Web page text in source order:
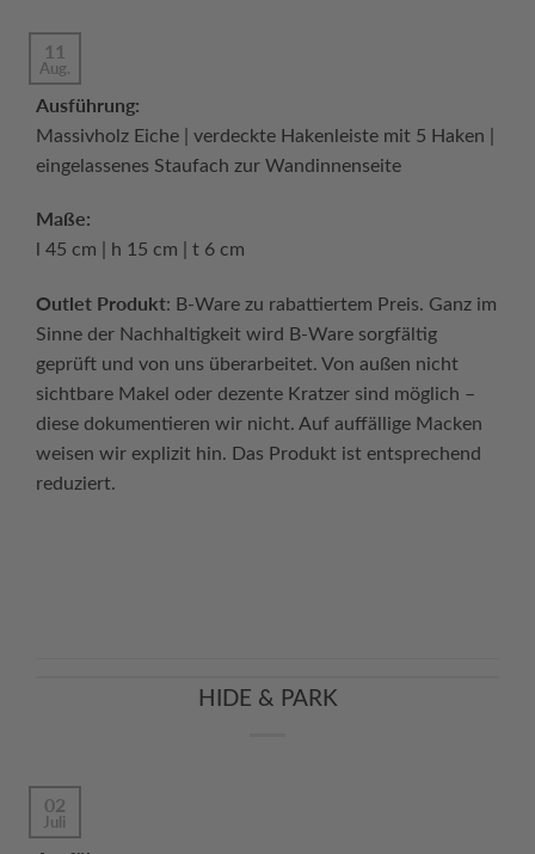
11
Aug.
Ausführung:
Massivholz Eiche | verdeckte Hakenleiste mit 5 Haken |
eingelassenes Staufach zur Wandinnenseite
Maße:
l 45 cm | h 15 cm | t 6 cm
Outlet Produkt: B-Ware zu rabattiertem Preis. Ganz im
Sinne der Nachhaltigkeit wird B-Ware sorgfältig
geprüft und von uns überarbeitet. Von außen nicht
sichtbare Makel oder dezente Kratzer sind möglich –
diese dokumentieren wir nicht. Auf auffällige Macken
weisen wir explizit hin. Das Produkt ist entsprechend
reduziert.
HIDE & PARK
02
Juli